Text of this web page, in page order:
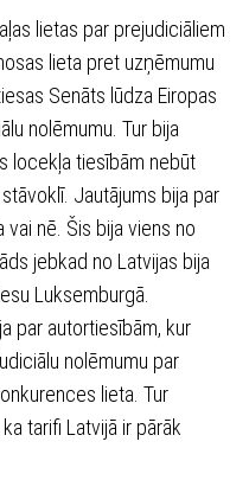
lietas par prejudiciāliem
lieta pret uzņēmumu
Senāts lūdza Eiropas
nolēmumu. Tur bija
locekļa tiesībām nebūt
Jautājums bija par
nē. Šis bija viens no
jebkad no Latvijas bija
Luksemburgā.
par autortiesībām, kur
nolēmumu par
lieta. Tur
tarifi Latvijā ir pārāk